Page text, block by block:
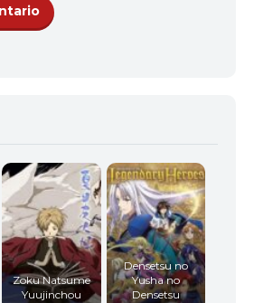
Zoku Natsume
Yuujinchou
Densetsu no
Yusha no
Densetsu